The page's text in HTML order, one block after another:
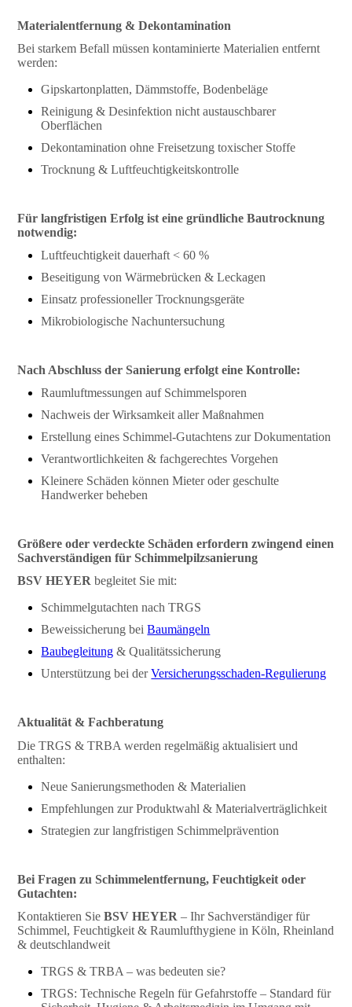
Materialentfernung & Dekontamination
Bei starkem Befall müssen kontaminierte Materialien entfernt
werden:
Gipskartonplatten, Dämmstoffe, Bodenbeläge
Reinigung & Desinfektion nicht austauschbarer
Oberflächen
Dekontamination ohne Freisetzung toxischer Stoffe
Trocknung & Luftfeuchtigkeitskontrolle
Für langfristigen Erfolg ist eine gründliche Bautrocknung
notwendig:
Luftfeuchtigkeit dauerhaft < 60 %
Beseitigung von Wärmebrücken & Leckagen
Einsatz professioneller Trocknungsgeräte
Mikrobiologische Nachuntersuchung
Nach Abschluss der Sanierung erfolgt eine Kontrolle:
Raumluftmessungen auf Schimmelsporen
Nachweis der Wirksamkeit aller Maßnahmen
Erstellung eines Schimmel-Gutachtens zur Dokumentation
Verantwortlichkeiten & fachgerechtes Vorgehen
Kleinere Schäden können Mieter oder geschulte
Handwerker beheben
Größere oder verdeckte Schäden erfordern zwingend einen
Sachverständigen für Schimmelpilzsanierung
BSV HEYER begleitet Sie mit:
Schimmelgutachten nach TRGS
Beweissicherung beiBaumängeln
Baubegleitung & Qualitätssicherung
Unterstützung bei derVersicherungsschaden-Regulierung
Aktualität & Fachberatung
Die TRGS & TRBA werden regelmäßig aktualisiert und
enthalten:
Neue Sanierungsmethoden & Materialien
Empfehlungen zur Produktwahl & Materialverträglichkeit
Strategien zur langfristigen Schimmelprävention
Bei Fragen zu Schimmelentfernung, Feuchtigkeit oder
Gutachten:
Kontaktieren SieBSV HEYER – Ihr Sachverständiger für
Schimmel, Feuchtigkeit & Raumlufthygiene in Köln, Rheinland
& deutschlandweit
TRGS & TRBA – was bedeuten sie?
TRGS: Technische Regeln für Gefahrstoffe – Standard für